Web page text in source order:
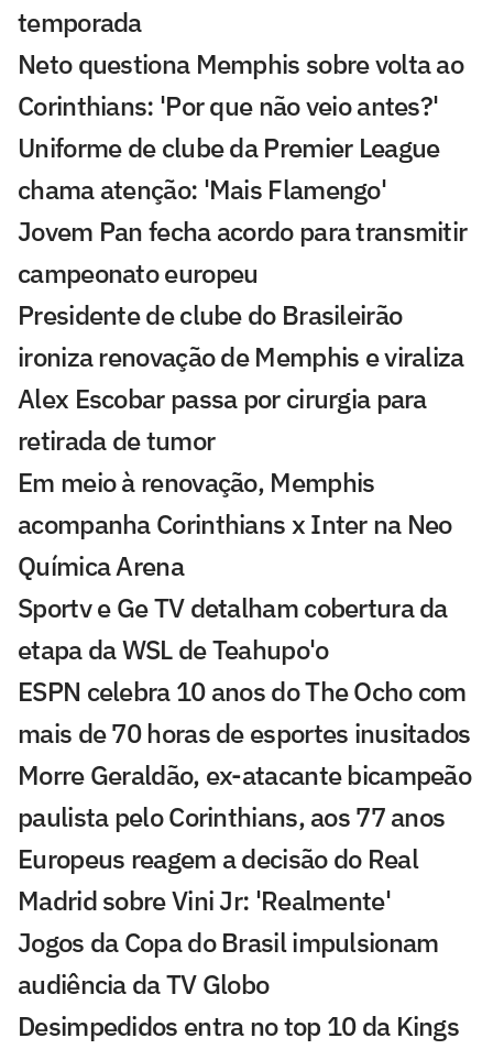
temporada
Neto questiona Memphis sobre volta ao
Corinthians: 'Por que não veio antes?'
Uniforme de clube da Premier League
chama atenção: 'Mais Flamengo'
Jovem Pan fecha acordo para transmitir
campeonato europeu
Presidente de clube do Brasileirão
ironiza renovação de Memphis e viraliza
Alex Escobar passa por cirurgia para
retirada de tumor
Em meio à renovação, Memphis
acompanha Corinthians x Inter na Neo
Química Arena
Sportv e Ge TV detalham cobertura da
etapa da WSL de Teahupo'o
ESPN celebra 10 anos do The Ocho com
mais de 70 horas de esportes inusitados
Morre Geraldão, ex-atacante bicampeão
paulista pelo Corinthians, aos 77 anos
Europeus reagem a decisão do Real
Madrid sobre Vini Jr: 'Realmente'
Jogos da Copa do Brasil impulsionam
audiência da TV Globo
Desimpedidos entra no top 10 da Kings